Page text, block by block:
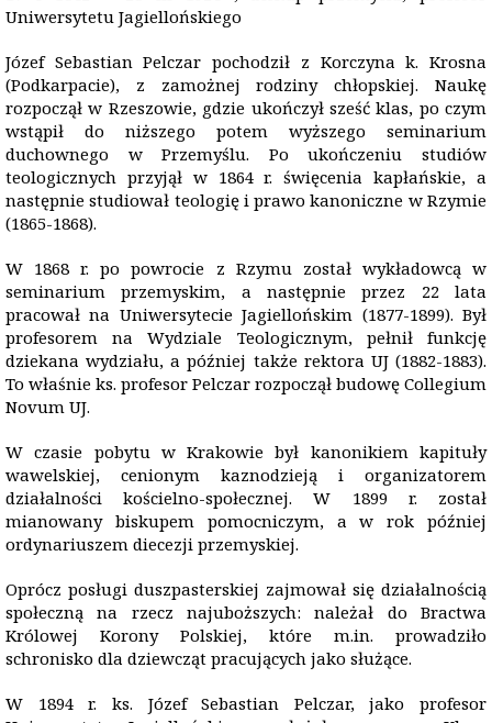
Uniwersytetu Jagiellońskiego
Józef Sebastian Pelczar pochodził z Korczyna k. Krosna
(Podkarpacie), z zamożnej rodziny chłopskiej. Naukę
rozpoczął w Rzeszowie, gdzie ukończył sześć klas, po czym
wstąpił do niższego potem wyższego seminarium
duchownego w Przemyślu. Po ukończeniu studiów
teologicznych przyjął w 1864 r. święcenia kapłańskie, a
następnie studiował teologię i prawo kanoniczne w Rzymie
(1865-1868).
W 1868 r. po powrocie z Rzymu został wykładowcą w
seminarium przemyskim, a następnie przez 22 lata
pracował na Uniwersytecie Jagiellońskim (1877-1899). Był
profesorem na Wydziale Teologicznym, pełnił funkcję
dziekana wydziału, a później także rektora UJ (1882-1883).
To właśnie ks. profesor Pelczar rozpoczął budowę Collegium
Novum UJ.
W czasie pobytu w Krakowie był kanonikiem kapituły
wawelskiej, cenionym kaznodzieją i organizatorem
działalności kościelno-społecznej. W 1899 r. został
mianowany biskupem pomocniczym, a w rok później
ordynariuszem diecezji przemyskiej.
Oprócz posługi duszpasterskiej zajmował się działalnością
społeczną na rzecz najuboższych: należał do Bractwa
Królowej Korony Polskiej, które m.in. prowadziło
schronisko dla dziewcząt pracujących jako służące.
W 1894 r. ks. Józef Sebastian Pelczar, jako profesor